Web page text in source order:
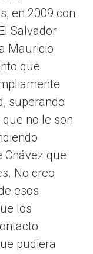
en 2009 con
Salvador
Mauricio
que
superando
no le son
Chávez que
No creo
esos
los
pudiera